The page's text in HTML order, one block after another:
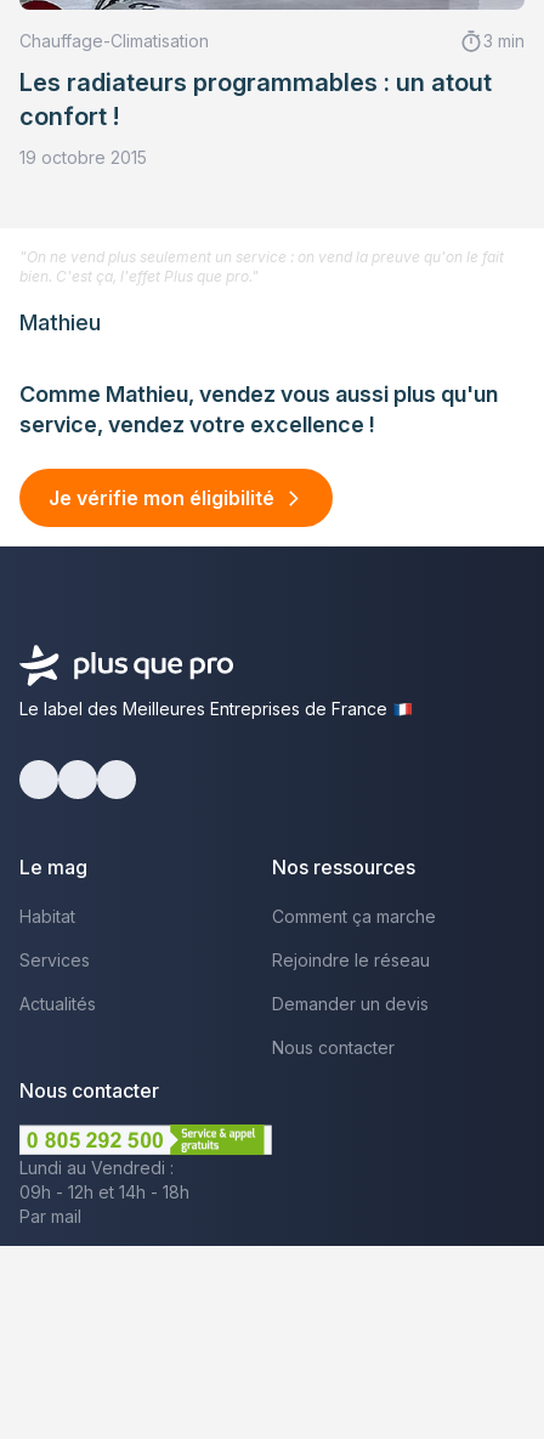
Chauffage-Climatisation 3 min
Les radiateurs programmables : un atout
confort !
19 octobre 2015
Comme Mathieu, vendez vous aussi plus qu'un
service, vendez votre excellence !
Je vérifie mon éligibilité
"On ne vend plus seulement un service : on vend la preuve qu'on le fait
bien. C'est ça, l'effet Plus que pro."
Mathieu
Le label des Meilleures Entreprises de France
Le mag
Habitat
Services
Actualités
Nos ressources
Comment ça marche
Rejoindre le réseau
Demander un devis
Nous contacter
Nous contacter
Lundi au Vendredi :
09h - 12h et 14h - 18h
Par mail